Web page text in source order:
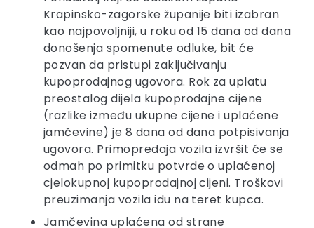
Krapinsko-zagorske županije biti izabran
kao najpovoljniji, u roku od 15 dana od dana
donošenja spomenute odluke, bit će
pozvan da pristupi zaključivanju
kupoprodajnog ugovora. Rok za uplatu
preostalog dijela kupoprodajne cijene
(razlike između ukupne cijene i uplaćene
jamčevine) je 8 dana od dana potpisivanja
ugovora. Primopredaja vozila izvršit će se
odmah po primitku potvrde o uplaćenoj
cjelokupnoj kupoprodajnoj cijeni. Troškovi
preuzimanja vozila idu na teret kupca.
Jamčevina uplaćena od strane